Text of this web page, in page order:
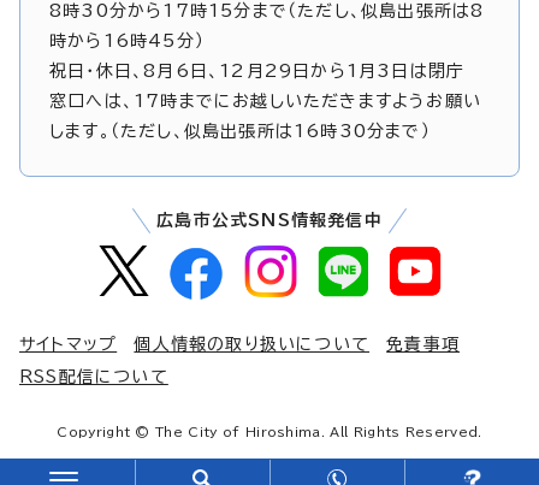
8時30分から17時15分まで（ただし、似島出張所は8
時から16時45分）
祝日・休日、8月6日、12月29日から1月3日は閉庁
窓口へは、17時までにお越しいただきますようお願い
します。（ただし、似島出張所は16時30分まで）
広島市公式SNS情報発信中
サイトマップ 個人情報の取り扱いについて
免責事項
RSS配信について
Copyright © The City of Hiroshima. All Rights Reserved.